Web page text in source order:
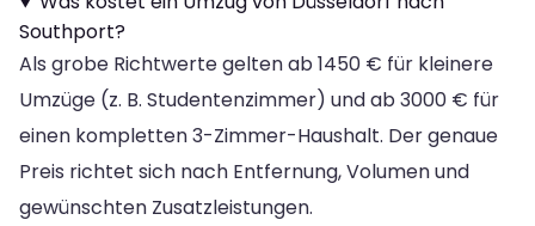
Southport?
Als grobe Richtwerte gelten ab 1450 € für kleinere
Umzüge (z. B. Studentenzimmer) und ab 3000 € für
einen kompletten 3-Zimmer-Haushalt. Der genaue
Preis richtet sich nach Entfernung, Volumen und
gewünschten Zusatzleistungen.